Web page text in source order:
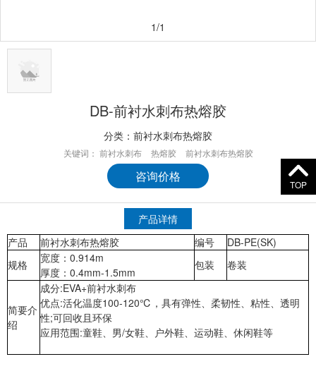
1/1
DB-前衬水刺布热熔胶
分类： 前衬水刺布热熔胶
关键词： 前衬水刺布 热熔胶 前衬水刺布热熔胶
咨询价格
产品详情
产品
前衬水刺布热熔胶 编号
DB-PE(SK)
规格
宽度：0.914m
厚度：0.4mm-1.5mm
包装 卷装
简要介
绍
成分:EVA+前衬水刺布
优点:活化温度100-120℃，具有弹性、柔韧性、粘性、透明
性;可回收且环保
应用范围:童鞋、男/女鞋、户外鞋、运动鞋、休闲鞋等
TOP